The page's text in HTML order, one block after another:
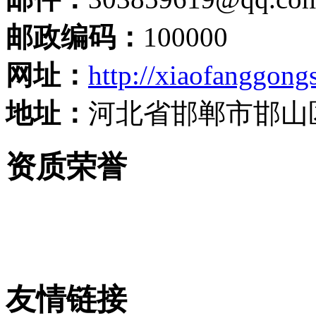
邮政编码： 100000
网址： http://
地址： 河北省邯郸市邯
资质荣誉
友情链接